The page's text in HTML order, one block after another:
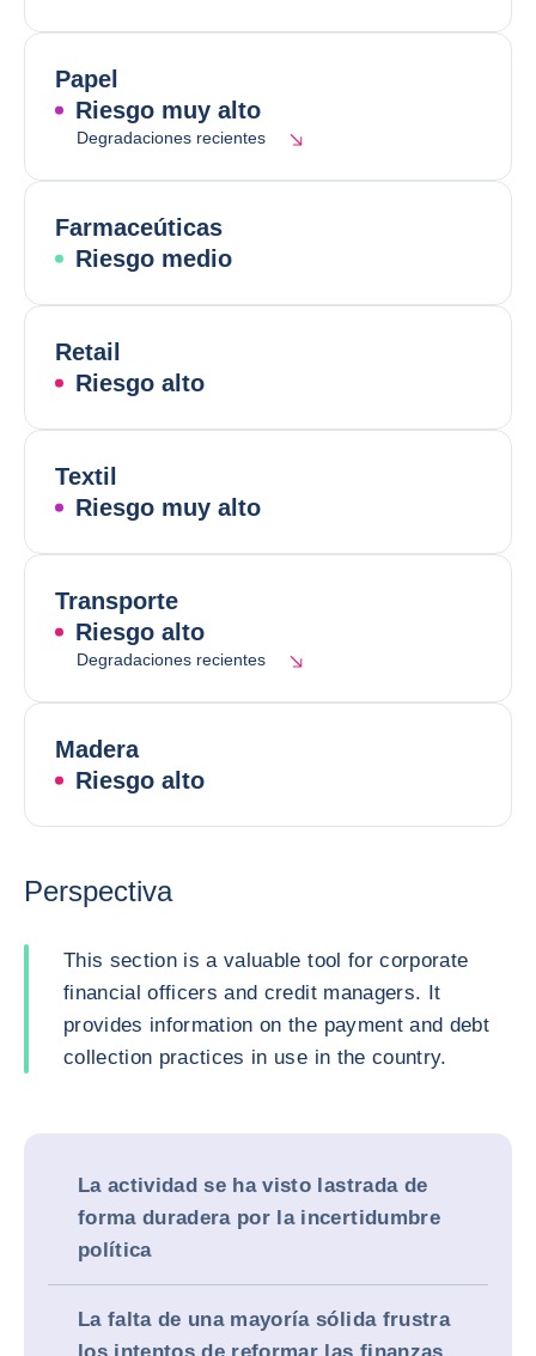
Papel
Riesgo muy alto
Degradaciones recientes
Farmaceúticas
Riesgo medio
Retail
Riesgo alto
Textil
Riesgo muy alto
Transporte
Riesgo alto
Degradaciones recientes
Madera
Riesgo alto
Perspectiva
This section is a valuable tool for corporate
financial officers and credit managers. It
provides information on the payment and debt
collection practices in use in the country.
La actividad se ha visto lastrada de
forma duradera por la incertidumbre
política
La falta de una mayoría sólida frustra